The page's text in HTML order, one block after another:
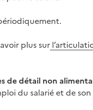
plus sur
de détail non
du salarié et de son